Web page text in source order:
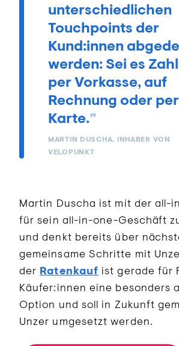
unterschiedlichen
Touchpoints der
Kund:innen
werden: Sei es
per Vorkasse, auf
Rechnung oder
Karte.
MARTIN DUSCHA, INHABER VON
VELOPUNKT
Martin Duscha ist mit der all-
für sein all-in-one-Geschäft
und denkt bereits über
gemeinsame Schritte mit
der Ratenkauf ist gerade für
Käufer:innen eine besonders
Option und soll in Zukunft
Unzer umgesetzt werden.